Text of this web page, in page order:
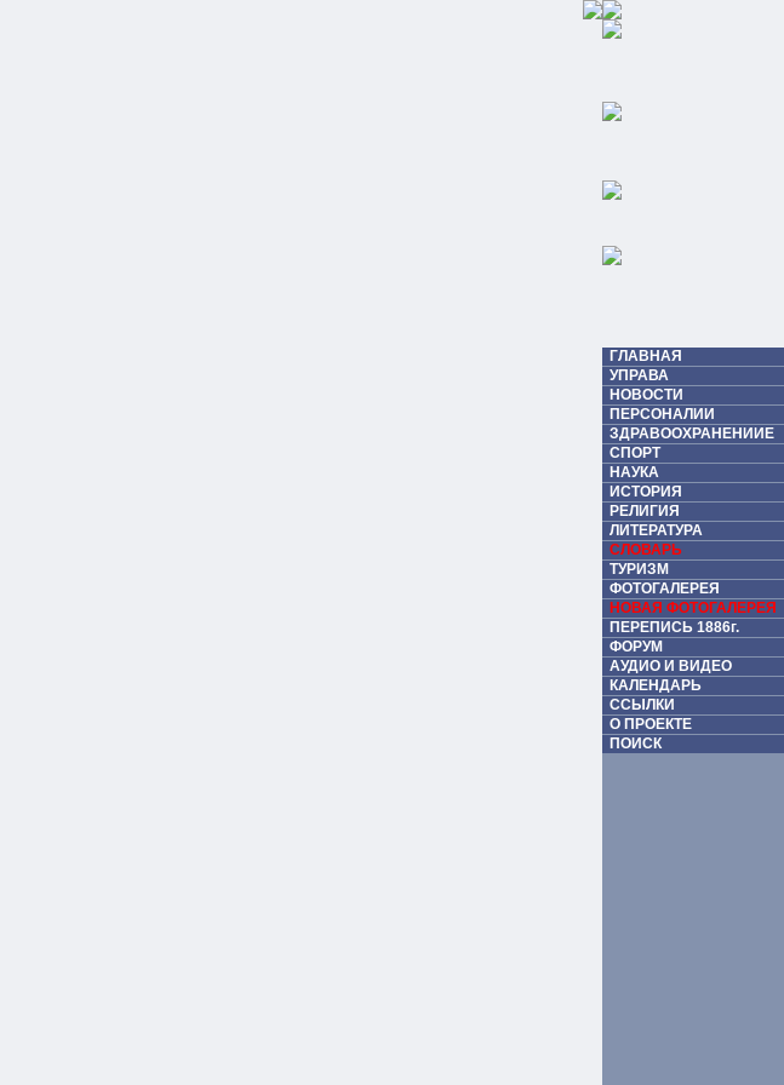
ГЛАВНАЯ
УПРАВА
НОВОСТИ
ПЕРСОНАЛИИ
ЗДРАВООХРАНЕНИИЕ
СПОРТ
НАУКА
ИСТОРИЯ
РЕЛИГИЯ
ЛИТЕРАТУРА
СЛОВАРЬ
ТУРИЗМ
ФОТОГАЛЕРЕЯ
НОВАЯ ФОТОГАЛЕРЕЯ
ПЕРЕПИСЬ 1886г.
ФОРУМ
АУДИО И ВИДЕО
КАЛЕНДАРЬ
ССЫЛКИ
О ПРОЕКТЕ
ПОИСК